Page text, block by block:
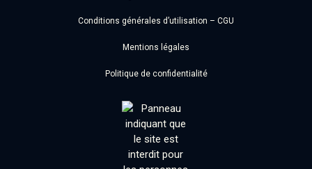
Conditions générales d’utilisation – CGU
Mentions légales
Politique de confidentialité